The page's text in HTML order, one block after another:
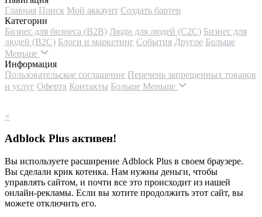
Главная Поиск Мой аккаунт Создать бартер
Категории
Бизнес для бизнеса (B2B) Люди для людей (С2С) Бизнес для
людей (B2C) Блоги и маркетинг События Другое Больше
Меньше
Информация
Пользовательское соглашение Перечень запрещенных товаров
и услуг Оферта Контакты Больше Меньше
×
Adblock Plus активен!
Вы используете расширение Adblock Plus в своем браузере.
Вы сделали крик котенка. Нам нужны деньги, чтобы
управлять сайтом, и почти все это происходит из нашей
онлайн-рекламы. Если вы хотите продолжить этот сайт, вы
можете отключить его.